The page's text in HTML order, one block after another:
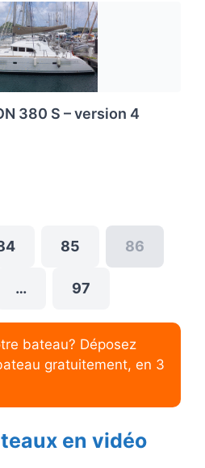
380 S – version 4
85 86
… 97
bateau? Déposez
gratuitement, en 3
en vidéo